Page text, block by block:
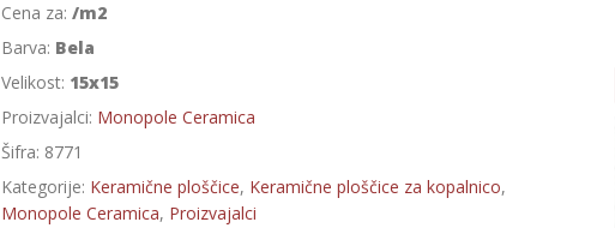
Cena za: /m2
Barva: Bela
Velikost: 15x15
Proizvajalci: Monopole Ceramica
Šifra: 8771
Kategorije: Keramične ploščice, Keramične ploščice za kopalnico,
Monopole Ceramica, Proizvajalci